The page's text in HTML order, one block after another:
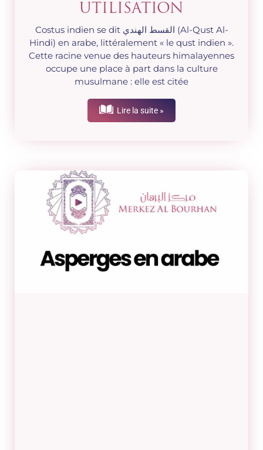
UTILISATION
Costus indien se dit القسط الهندي (Al-Qust Al-
Hindi) en arabe, littéralement « le qust indien ».
Cette racine venue des hauteurs himalayennes
occupe une place à part dans la culture
musulmane : elle est citée
Lire la suite »